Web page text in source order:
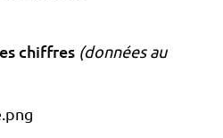
chiffres (données au